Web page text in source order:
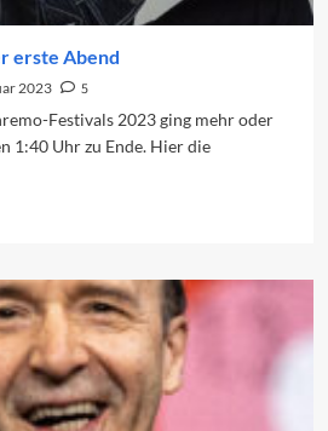
erste Abend
2023
5
Festivals 2023 ging mehr oder
1:40 Uhr zu Ende. Hier die